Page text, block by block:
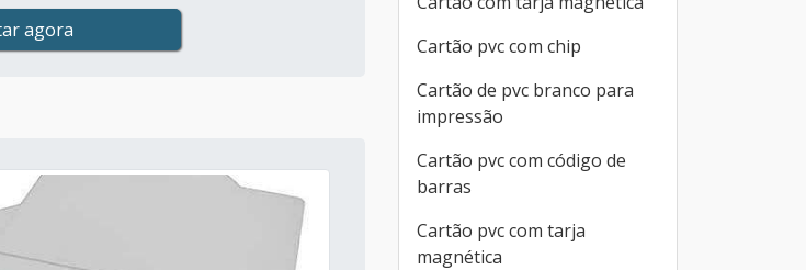
agora
Cartão pvc com chip
Cartão de pvc branco para
impressão
Cartão pvc com código de
barras
Cartão pvc com tarja
magnética